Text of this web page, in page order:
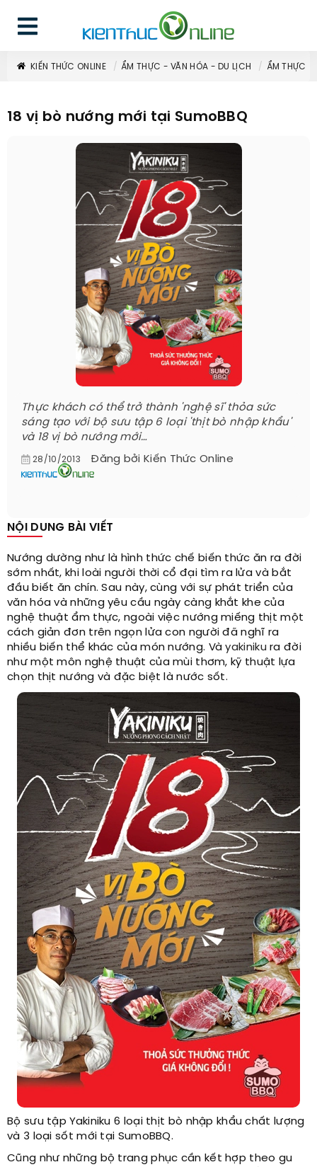
KIẾN THỨC ONLINE ẨM THỰC - VĂN HÓA - DU LỊCH ẨM THỰC
18 vị bò nướng mới tại SumoBBQ
Thực khách có thể trở thành 'nghệ sĩ' thỏa sức
sáng tạo với bộ sưu tập 6 loại 'thịt bò nhập khẩu'
và 18 vị bò nướng mới…
28/10/2013 Đăng bởi Kiến Thức Online
NỘI DUNG BÀI VIẾT
Nướng dường như là hình thức chế biến thức ăn ra đời
sớm nhất, khi loài người thời cổ đại tìm ra lửa và bắt
đầu biết ăn chín. Sau này, cùng với sự phát triển của
văn hóa và những yêu cầu ngày càng khắt khe của
nghệ thuật ẩm thực, ngoài việc nướng miếng thịt một
cách giản đơn trên ngọn lửa con người đã nghĩ ra
nhiều biến thể khác của món nướng. Vàyakinikura đời
như một môn nghệ thuật của mùi thơm, kỹ thuật lựa
chọn thịt nướng và đặc biệt là nước sốt.
Bộ sưu tập Yakiniku 6 loại thịt bò nhập khẩu chất lượng
và 3 loại sốt mới tại SumoBBQ.
Cũng như những bộ trang phục cần kết hợp theo gu